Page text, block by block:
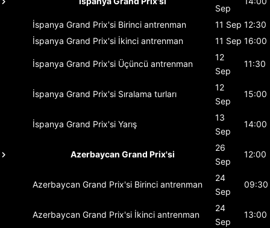
Sep
İspanya Grand Prix'si Birinci antrenman 11 Sep 12:30
İspanya Grand Prix'si İkinci antrenman 11 Sep 16:00
İspanya Grand Prix'si Üçüncü antrenman
12
Sep
11:30
İspanya Grand Prix'si Sıralama turları
12
Sep
15:00
İspanya Grand Prix'si Yarış
13
Sep
14:00
Azerbaycan Grand Prix'si
26
Sep
12:00
Azerbaycan Grand Prix'si Birinci antrenman
24
Sep
09:30
Azerbaycan Grand Prix'si İkinci antrenman
24
Sep
13:00